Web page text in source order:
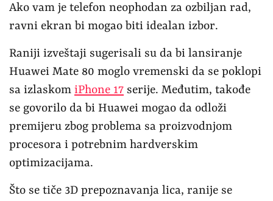
Ako vam je telefon neophodan za ozbiljan rad,
ravni ekran bi mogao biti idealan izbor.
Raniji izveštaji sugerisali su da bi lansiranje
Huawei Mate 80 moglo vremenski da se poklopi
sa izlaskom iPhone 17 serije. Međutim, takođe
se govorilo da bi Huawei mogao da odloži
premijeru zbog problema sa proizvodnjom
procesora i potrebnim hardverskim
optimizacijama.
Što se tiče 3D prepoznavanja lica, ranije se